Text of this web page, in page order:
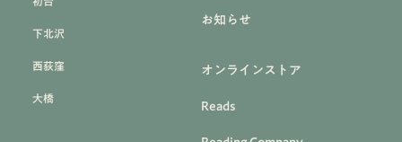
下北沢
西荻窪
大橋
お知らせ
オンラインストア
Reads